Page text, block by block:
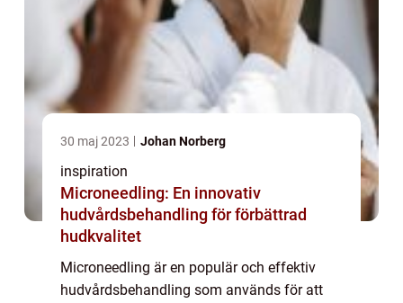
30 maj 2023 Johan Norberg
inspiration
Microneedling: En innovativ
hudvårdsbehandling för förbättrad
hudkvalitet
Microneedling är en populär och effektiv
hudvårdsbehandling som används för att